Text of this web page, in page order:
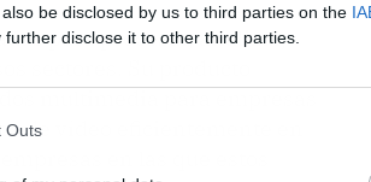
be disclosed by us to third parties on the
further disclose it to other third parties.
Outs
para procesar, analizar,
sectores. Su producto
de vídeo eficientemente en
en las que estos